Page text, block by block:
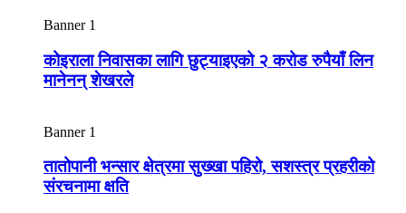
Banner 1
कोइराला निवासका लागि छुट्याइएको २ करोड रुपैयाँ लिन
मानेनन् शेखरले
Banner 1
तातोपानी भन्सार क्षेत्रमा सुख्खा पहिरो, सशस्त्र प्रहरीको
संरचनामा क्षति